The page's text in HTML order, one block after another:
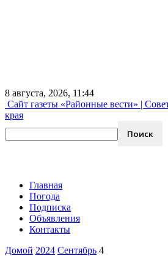
8 августа, 2026, 11:44
Сайт газеты «Районные вести» |
края
Главная
Погода
Подписка
Объявления
Контакты
Домой 2024 Сентябрь 4